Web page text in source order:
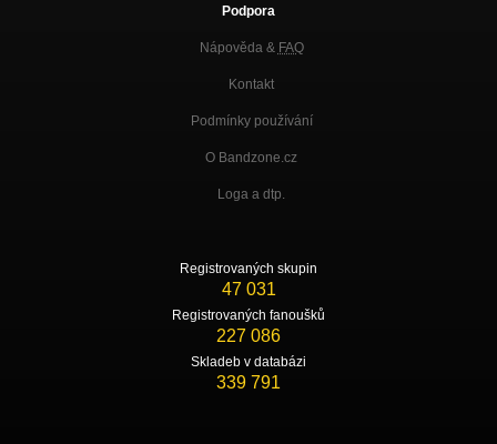
Podpora
Nápověda & FAQ
Kontakt
Podmínky používání
O Bandzone.cz
Loga a dtp.
Registrovaných skupin
47 031
Registrovaných fanoušků
227 086
Skladeb v databázi
339 791